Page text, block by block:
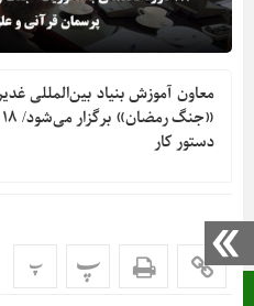
صفحه نخست
دستور کار
پ پ